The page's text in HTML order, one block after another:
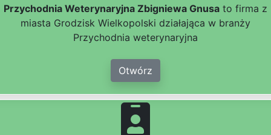
Przychodnia Weterynaryjna Zbigniewa Gnusa to firma z
miasta Grodzisk Wielkopolski działająca w branży
Przychodnia weterynaryjna
Otwórz